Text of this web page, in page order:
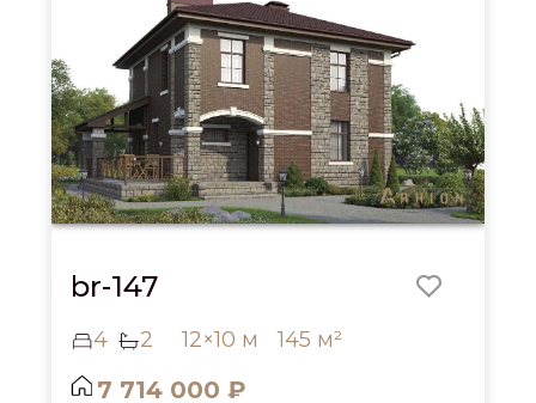
br-147
4 2 12×10 м 145 м²
7 714 000 ₽